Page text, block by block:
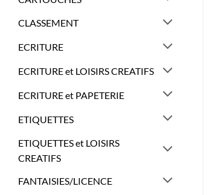
CLASSEMENT
ECRITURE
ECRITURE et LOISIRS CREATIFS
ECRITURE et PAPETERIE
ETIQUETTES
ETIQUETTES et LOISIRS
CREATIFS
FANTAISIES/LICENCE